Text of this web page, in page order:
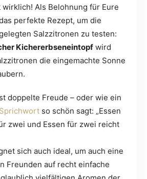
Als Belohnung für Eure
perfekte Rezept, um die
Salzzitronen zu testen:
Kichererbseneintopf wird
die eingemachte Sonne
doppelte Freude – oder wie ein
so schön sagt: „Essen
zwei und Essen für zwei reicht
sich auch ideal, um auch eine
Freunden auf recht einfache